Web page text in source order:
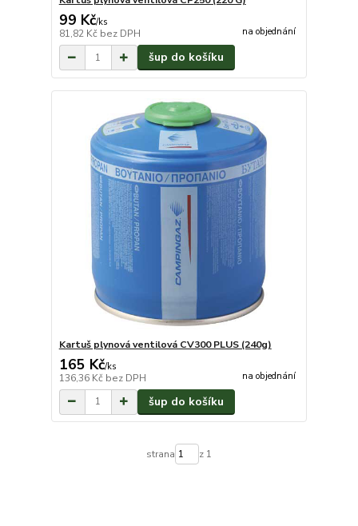
99 Kč/ks
81,82 Kč bez DPH na objednání
šup do košíku
Kartuš plynová ventilová CV300 PLUS (240g)
165 Kč/ks
136,36 Kč bez DPH na objednání
šup do košíku
strana z 1